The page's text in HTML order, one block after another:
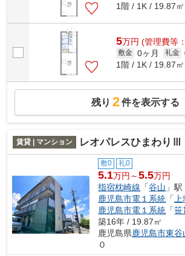
1階 / 1K / 19.87㎡
5万円 (管理費等
敷金 0ヶ月 礼金
1階 / 1K / 19.87㎡
残り 2件を表示する
賃貸 | マンション レオパレスひまわりⅢ
敷0 礼0
5.1万円～5.5万円
指宿枕崎線 「谷山 」
鹿児島市電１系統 「
鹿児島市電１系統 「笹
築16年 / 19.87㎡
鹿児島県鹿児島市東谷
０